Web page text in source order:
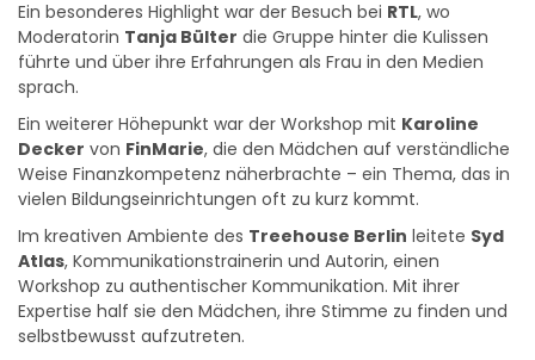
Ein besonderes Highlight war der Besuch bei RTL, wo
Moderatorin Tanja Bülter die Gruppe hinter die Kulissen
führte und über ihre Erfahrungen als Frau in den Medien
sprach.
Ein weiterer Höhepunkt war der Workshop mit Karoline
Decker von FinMarie, die den Mädchen auf verständliche
Weise Finanzkompetenz näherbrachte – ein Thema, das in
vielen Bildungseinrichtungen oft zu kurz kommt.
Im kreativen Ambiente des Treehouse Berlin leitete Syd
Atlas, Kommunikationstrainerin und Autorin, einen
Workshop zu authentischer Kommunikation. Mit ihrer
Expertise half sie den Mädchen, ihre Stimme zu finden und
selbstbewusst aufzutreten.